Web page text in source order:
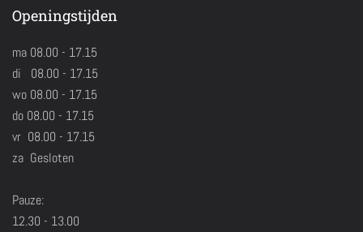
Openingstijden
ma 08.00 - 17.15
di 08.00 - 17.15
wo 08.00 - 17.15
do 08.00 - 17.15
vr 08.00 - 17.15
za Gesloten
Pauze:
12.30 - 13.00